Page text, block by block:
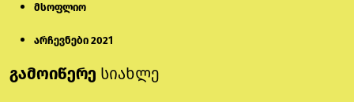
მსოფლიო
არჩევნები 2021
გამოიწერე სიახლე